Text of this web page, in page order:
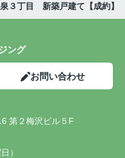
３丁目 新築戸建て【成約】
ング
お問い合わせ
第２梅沢ビル５F
）